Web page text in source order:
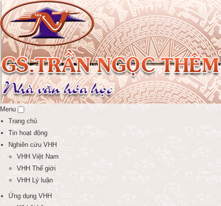
Menu
Trang chủ
Tin hoạt động
Nghiên cứu VHH
VHH Việt Nam
VHH Thế giới
VHH Lý luận
Ứng dụng VHH